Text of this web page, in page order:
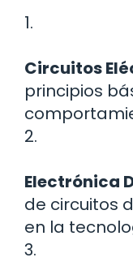
1.
Circuitos
principios
2.
Electrónica
de circuitos
en la
3.